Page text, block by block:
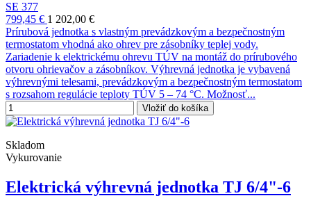
SE 377
799,45 € 1 202,00 €
Prírubová jednotka s vlastným prevádzkovým a bezpečnostným
termostatom vhodná ako ohrev pre zásobníky teplej vody.
Zariadenie k elektrickému ohrevu TÚV na montáž do prírubového
otvoru ohrievačov a zásobníkov. Výhrevná jednotka je vybavená
výhrevnými telesami, prevádzkovým a bezpečnostným termostatom
s rozsahom regulácie teploty TÚV 5 – 74 °C. Možnosť...
Vložiť do košíka
Skladom
Vykurovanie
Elektrická výhrevná jednotka TJ 6/4"-6